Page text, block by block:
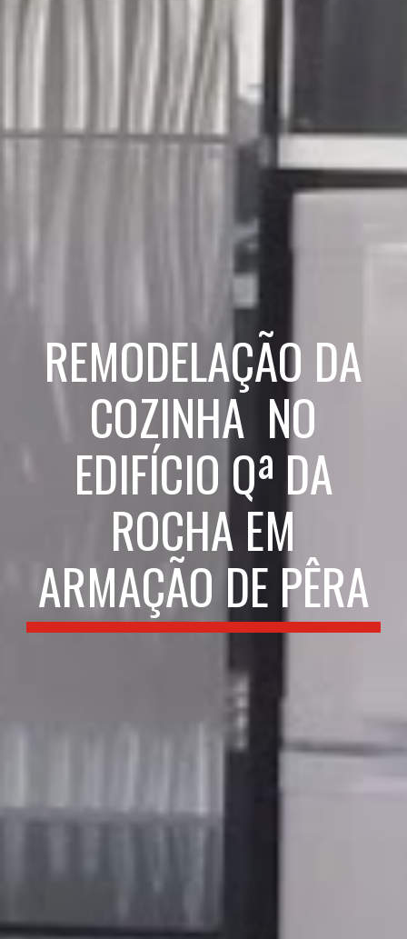
REMODELAÇÃO DA
COZINHA NO
EDIFÍCIO Qª DA
ROCHA EM
ARMAÇÃO DE PÊRA